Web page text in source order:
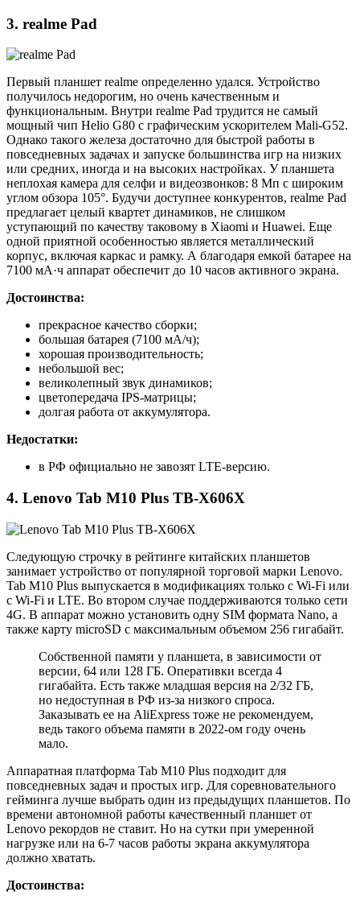
3. realme Pad
Первый планшет realme определенно удался. Устройство
получилось недорогим, но очень качественным и
функциональным. Внутри realme Pad трудится не самый
мощный чип Helio G80 с графическим ускорителем Mali-G52.
Однако такого железа достаточно для быстрой работы в
повседневных задачах и запуске большинства игр на низких
или средних, иногда и на высоких настройках. У планшета
неплохая камера для селфи и видеозвонков: 8 Мп с широким
углом обзора 105°. Будучи доступнее конкурентов, realme Pad
предлагает целый квартет динамиков, не слишком
уступающий по качеству таковому в Xiaomi и Huawei. Еще
одной приятной особенностью является металлический
корпус, включая каркас и рамку. А благодаря емкой батарее на
7100 мА·ч аппарат обеспечит до 10 часов активного экрана.
Достоинства:
прекрасное качество сборки;
большая батарея (7100 мА/ч);
хорошая производительность;
небольшой вес;
великолепный звук динамиков;
цветопередача IPS-матрицы;
долгая работа от аккумулятора.
Недостатки:
в РФ официально не завозят LTE-версию.
4. Lenovo Tab M10 Plus TB-X606X
Следующую строчку в рейтинге китайских планшетов
занимает устройство от популярной торговой марки Lenovo.
Tab M10 Plus выпускается в модификациях только с Wi-Fi или
с Wi-Fi и LTE. Во втором случае поддерживаются только сети
4G. В аппарат можно установить одну SIM формата Nano, а
также карту microSD с максимальным объемом 256 гигабайт.
Собственной памяти у планшета, в зависимости от
версии, 64 или 128 ГБ. Оперативки всегда 4
гигабайта. Есть также младшая версия на 2/32 ГБ,
но недоступная в РФ из-за низкого спроса.
Заказывать ее на AliExpress тоже не рекомендуем,
ведь такого объема памяти в 2022-ом году очень
мало.
Аппаратная платформа Tab M10 Plus подходит для
повседневных задач и простых игр. Для соревновательного
гейминга лучше выбрать один из предыдущих планшетов. По
времени автономной работы качественный планшет от
Lenovo рекордов не ставит. Но на сутки при умеренной
нагрузке или на 6-7 часов работы экрана аккумулятора
должно хватать.
Достоинства: